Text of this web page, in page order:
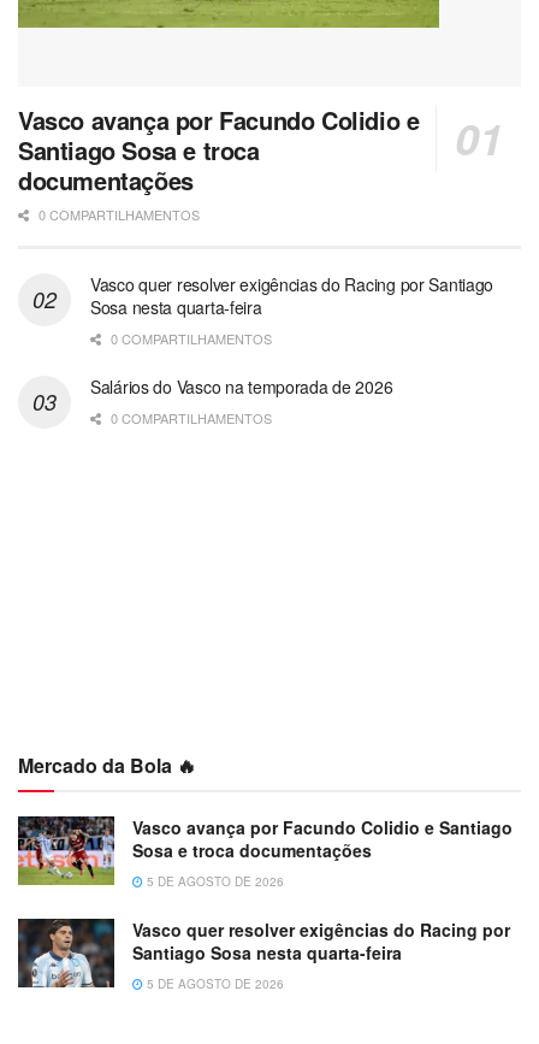
Vasco avança por Facundo Colidio e
Santiago Sosa e troca
documentações
0 COMPARTILHAMENTOS
Vasco quer resolver exigências do Racing por Santiago
Sosa nesta quarta-feira
0 COMPARTILHAMENTOS
Salários do Vasco na temporada de 2026
0 COMPARTILHAMENTOS
Mercado da Bola 🔥
Vasco avança por Facundo Colidio e Santiago
Sosa e troca documentações
5 DE AGOSTO DE 2026
Vasco quer resolver exigências do Racing por
Santiago Sosa nesta quarta-feira
5 DE AGOSTO DE 2026